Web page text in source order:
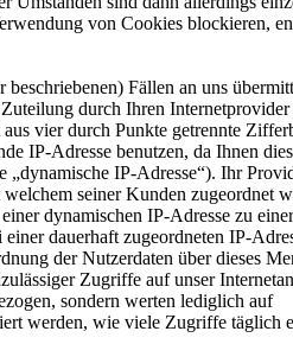
von Cookies blockieren,
Fällen an uns
durch Ihren Internetprovider
vier durch Punkte getrennte
IP-Adresse benutzen, da Ihnen
IP-Adresse“). Ihr
seiner Kunden zugeordnet
dynamischen IP-Adresse zu
dauerhaft zugeordneten IP-
der Nutzerdaten über dieses
Zugriffe auf unser
sondern werten lediglich auf
werden, wie viele Zugriffe täglich